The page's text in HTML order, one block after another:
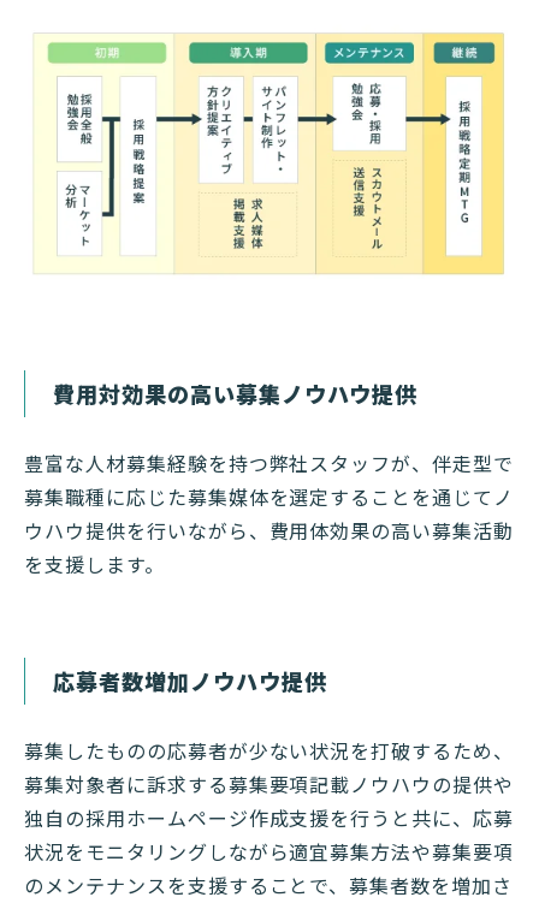
費用対効果の高い募集ノウハウ提供
豊富な人材募集経験を持つ弊社スタッフが、伴走型で
募集職種に応じた募集媒体を選定することを通じてノ
ウハウ提供を行いながら、費用体効果の高い募集活動
を支援します。
応募者数増加ノウハウ提供
募集したものの応募者が少ない状況を打破するため、
募集対象者に訴求する募集要項記載ノウハウの提供や
独自の採用ホームページ作成支援を行うと共に、応募
状況をモニタリングしながら適宜募集方法や募集要項
のメンテナンスを支援することで、募集者数を増加さ